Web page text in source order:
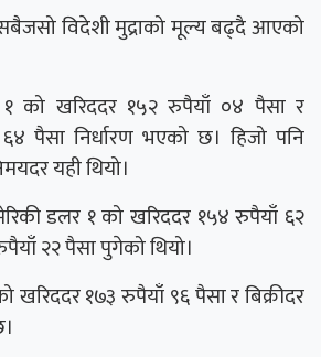
विदेशी मुद्राको मूल्य बढ्दै आएको
को खरिददर १५२ रुपैयाँ ०४ पैसा र
पैसा निर्धारण भएको छ। हिजो पनि
यही थियो।
डलर १ को खरिददर १५४ रुपैयाँ ६२
२२ पैसा पुगेको थियो।
खरिददर १७३ रुपैयाँ ९६ पैसा र बिक्रीदर